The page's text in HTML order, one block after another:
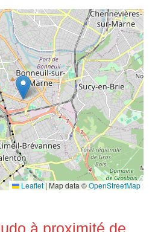
Leaflet | Map data ©OpenStreetMap
à proximité de